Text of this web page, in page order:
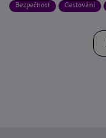
Bezpečnost Cestování